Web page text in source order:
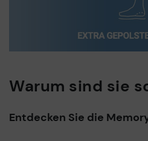
Warum sind sie
Entdecken Sie die